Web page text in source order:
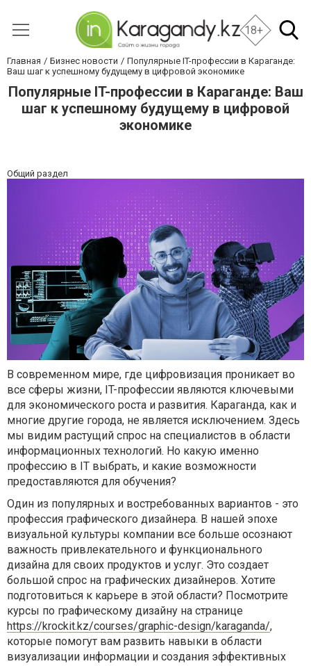
18+
Главная Бизнес новости
Популярные IT-профессии в Караганде:
Ваш шаг к успешному будущему в цифровой экономике
Популярные IT-профессии в Караганде: Ваш
шаг к успешному будущему в цифровой
экономике
Общий раздел
В современном мире, где цифровизация проникает во
все сферы жизни, IT-профессии являются ключевыми
для экономического роста и развития. Караганда, как и
многие другие города, не является исключением. Здесь
мы видим растущий спрос на специалистов в области
информационных технологий. Но какую именно
профессию в IT выбрать, и какие возможности
предоставляются для обучения?
Один из популярных и востребованных вариантов - это
профессия графического дизайнера. В нашей эпохе
визуальной культуры компании все больше осознают
важность привлекательного и функционального
дизайна для своих продуктов и услуг. Это создает
большой спрос на графических дизайнеров. Хотите
подготовиться к карьере в этой области? Посмотрите
курсы по графическому дизайну на странице
https://krockit.kz/courses/graphic-design/karaganda/,
которые помогут вам развить навыки в области
визуализации информации и создания эффективных